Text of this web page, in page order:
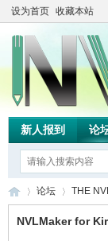
设为首页 收藏本站
新人报到 论
论坛 THE
NVLMaker for